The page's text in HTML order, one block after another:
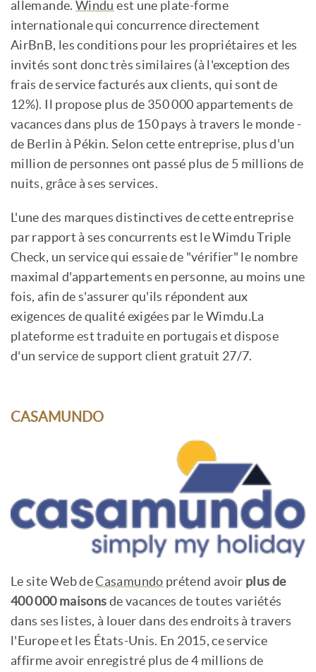
allemande. Windu est une plate-forme
internationale qui concurrence directement
AirBnB, les conditions pour les propriétaires et les
invités sont donc très similaires (à l'exception des
frais de service facturés aux clients, qui sont de
12%). Il propose plus de 350 000 appartements de
vacances dans plus de 150 pays à travers le monde -
de Berlin à Pékin. Selon cette entreprise, plus d'un
million de personnes ont passé plus de 5 millions de
nuits, grâce à ses services.
L'une des marques distinctives de cette entreprise
par rapport à ses concurrents est le Wimdu Triple
Check, un service qui essaie de "vérifier" le nombre
maximal d'appartements en personne, au moins une
fois, afin de s'assurer qu'ils répondent aux
exigences de qualité exigées par le Wimdu.La
plateforme est traduite en portugais et dispose
d'un service de support client gratuit 27/7.
CASAMUNDO
Le site Web deCasamundo prétend avoir plus de
400 000 maisons de vacances de toutes variétés
dans ses listes, à louer dans des endroits à travers
l'Europe et les États-Unis. En 2015, ce service
affirme avoir enregistré plus de 4 millions de